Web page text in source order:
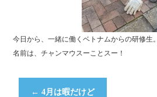
今日から、一緒に働くベトナムからの研修生。
名前は、チャンマウスーことスー！
← 4月は暇だけど